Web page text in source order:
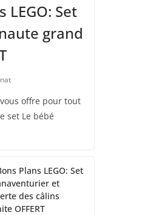
LEGO: Set
grand
vous offre pour tout
set Le bébé
Plans LEGO: Set
et
des câlins
OFFERT